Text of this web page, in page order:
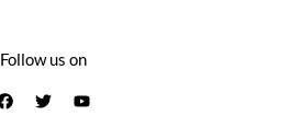
Follow us on